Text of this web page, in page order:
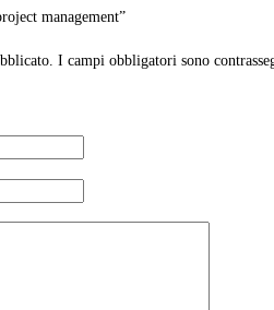
management”
I campi obbligatori sono